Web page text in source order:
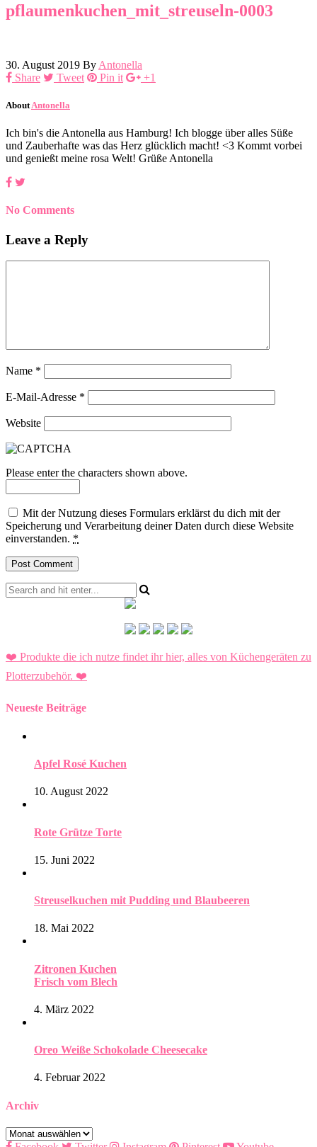
pflaumenkuchen_mit_streuseln-0003
30. August 2019 By Antonella
Share
Tweet Pin it +1
About Antonella
Ich bin's die Antonella aus Hamburg! Ich blogge über alles Süße
und Zauberhafte was das Herz glücklich macht! <3 Kommt vorbei
und genießt meine rosa Welt! Grüße Antonella
No Comments
Leave a Reply
Name *
E-Mail-Adresse *
Website
Please enter the characters shown above.
Mit der Nutzung dieses Formulars erklärst du dich mit der
Speicherung und Verarbeitung deiner Daten durch diese Website
einverstanden. *
❤️ Produkte die ich nutze findet ihr hier, alles von Küchengeräten zu
Plotterzubehör. ❤️
Neueste Beiträge
Apfel Rosé Kuchen
10. August 2022
Rote Grütze Torte
15. Juni 2022
Streuselkuchen mit Pudding und Blaubeeren
18. Mai 2022
Zitronen Kuchen
Frisch vom Blech
4. März 2022
Oreo Weiße Schokolade Cheesecake
4. Februar 2022
Archiv
Archiv